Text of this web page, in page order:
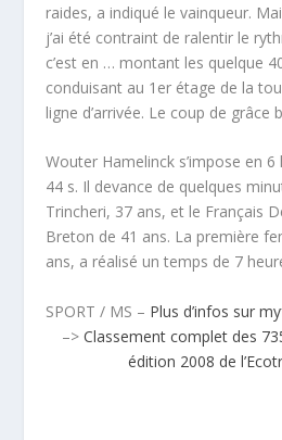
raides, a indiqué le vainqueur.
j’ai été contraint de ralentir le
c’est en … montant les quelque
conduisant au 1er étage de la
ligne d’arrivée. Le coup de grâce
Wouter Hamelinck s’impose en
44 s. Il devance de quelques
Trincheri, 37 ans, et le Français
Breton de 41 ans. La première
ans, a réalisé un temps de 7
SPORT / MS – Plus d’infos sur
–> Classement complet des
édition 2008 de